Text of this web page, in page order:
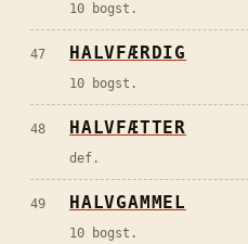
10 bogst.
47 HALVFÆRDIG
10 bogst.
48 HALVFÆTTER
def.
49 HALVGAMMEL
10 bogst.